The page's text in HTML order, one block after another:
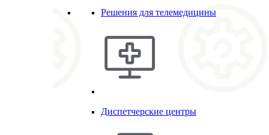
Решения для телемедицины
Диспетчерские центры